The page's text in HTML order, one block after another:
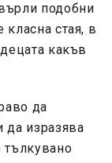
подобни
стая, в
какъв
да
да изразява
тълкувано